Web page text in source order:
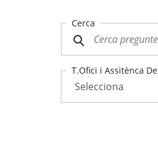
Cerca
T.Ofici i Assitènca